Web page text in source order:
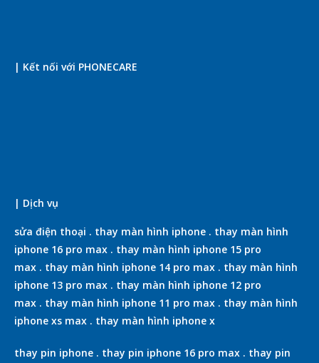
| Kết nối với PHONECARE
| Dịch vụ
sửa điện thoại . thay màn hình iphone . thay màn hình
iphone 16 pro max . thay màn hình iphone 15 pro
max . thay màn hình iphone 14 pro max . thay màn hình
iphone 13 pro max . thay màn hình iphone 12 pro
max . thay màn hình iphone 11 pro max . thay màn hình
iphone xs max . thay màn hình iphone x
thay pin iphone . thay pin iphone 16 pro max . thay pin